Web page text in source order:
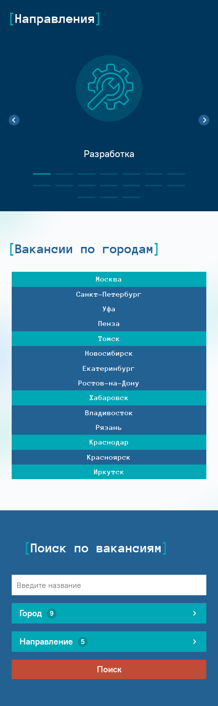
Направления
Разработка
Вакансии по городам
Москва
Санкт-Петербург
Уфа
Пенза
Томск
Новосибирск
Екатеринбург
Ростов-на-Дону
Хабаровск
Владивосток
Рязань
Краснодар
Красноярск
Иркутск
Поиск по вакансиям
Город 9
Направление 5
Поиск